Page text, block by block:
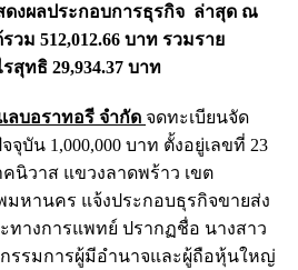
ดงผลประกอบการธุรกิจ ล่าสุด ณ
วม 512,012.66 บาท รวมราย
สุทธิ 29,934.37 บาท
ลบอราทอรี จำกัด จดทะเบียนจัด
จุบัน 1,000,000 บาท ตั้งอยู่เลขที่ 23
นิวาส แขวงลาดพร้าว เขต
มหานคร แจ้งประกอบธุรกิจขายส่ง
างการแพทย์ ปรากฏชื่อ นางสาว
กรรมการผู้มีอำนาจและผู้ถือหุ้นใหญ่